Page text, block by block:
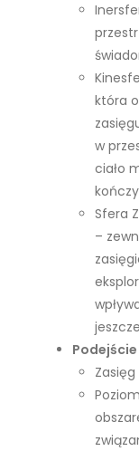
która
w
ciało
Sfera
–